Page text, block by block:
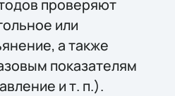
проверяют
или
а также
показателям
и т. п.).